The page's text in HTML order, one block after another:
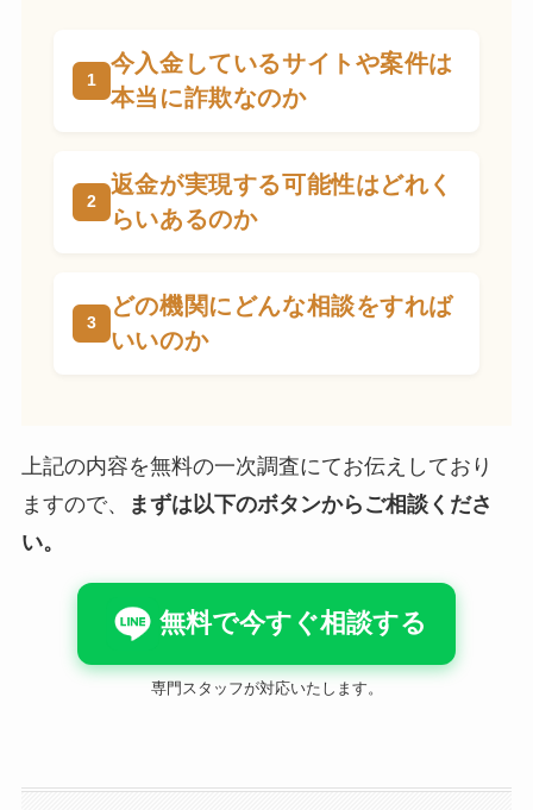
今入金しているサイトや案件は
本当に詐欺なのか
返金が実現する可能性はどれく
らいあるのか
どの機関にどんな相談をすれば
いいのか
上記の内容を無料の一次調査にてお伝えしており
ますので、
まずは以下のボタンからご相談くださ
い。
無料で今すぐ相談する
専門スタッフが対応いたします。